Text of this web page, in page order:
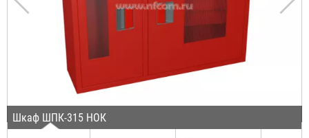
Шкаф ШПК-315 НОК